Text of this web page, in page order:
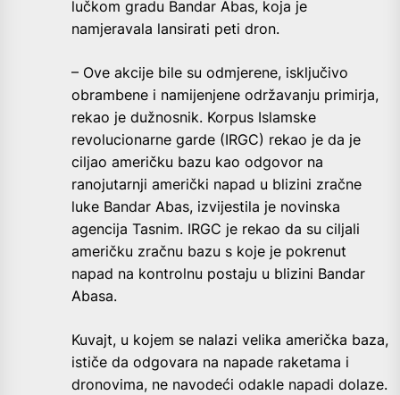
lučkom gradu Bandar Abas, koja je
namjeravala lansirati peti dron.
– Ove akcije bile su odmjerene, isključivo
obrambene i namijenjene održavanju primirja,
rekao je dužnosnik. Korpus Islamske
revolucionarne garde (IRGC) rekao je da je
ciljao američku bazu kao odgovor na
ranojutarnji američki napad u blizini zračne
luke Bandar Abas, izvijestila je novinska
agencija Tasnim. IRGC je rekao da su ciljali
američku zračnu bazu s koje je pokrenut
napad na kontrolnu postaju u blizini Bandar
Abasa.
Kuvajt, u kojem se nalazi velika američka baza,
ističe da odgovara na napade raketama i
dronovima, ne navodeći odakle napadi dolaze.